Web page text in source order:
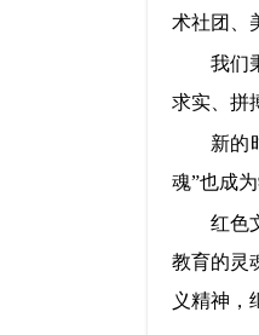
术社团、
我们
求实、拼
新的
魂”也成
红色
教育的灵
义精神，